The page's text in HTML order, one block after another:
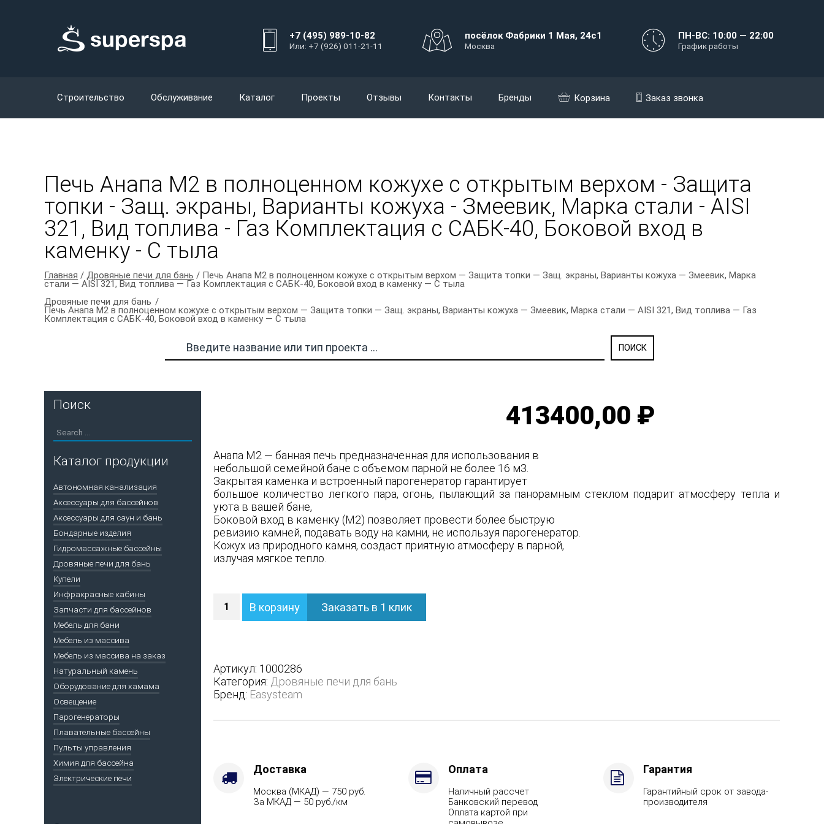
+7 (495) 989-10-82
Или: +7 (926) 011-21-11
посёлок Фабрики 1 Мая, 24с1
Москва
ПН-ВС: 10:00 — 22:00
График работы
Строительство Обслуживание Каталог Проекты Отзывы Контакты Бренды Корзина Заказ звонка
Печь Анапа М2 в полноценном кожухе с открытым верхом - Защита
топки - Защ. экраны, Варианты кожуха - Змеевик, Марка стали - AISI
321, Вид топлива - Газ Комплектация с САБК-40, Боковой вход в
каменку - С тыла
Главная / Дровяные печи для бань / Печь Анапа М2 в полноценном кожухе с открытым верхом — Защита топки — Защ. экраны, Варианты кожуха — Змеевик, Марка
стали — AISI 321, Вид топлива — Газ Комплектация с САБК-40, Боковой вход в каменку — С тыла
Дровяные печи для бань
Печь Анапа М2 в полноценном кожухе с открытым верхом — Защита топки — Защ. экраны, Варианты кожуха — Змеевик, Марка стали — AISI 321, Вид топлива — Газ
Комплектация с САБК-40, Боковой вход в каменку — С тыла
413400,00 ₽
Анапа М2 — банная печь предназначенная для использования в
небольшой семейной бане с объемом парной не более 16 м3.
Закрытая каменка и встроенный парогенератор гарантирует
большое количество легкого пара, огонь, пылающий за панорамным стеклом подарит атмосферу тепла и
уюта в вашей бане,
Боковой вход в каменку (М2) позволяет провести более быструю
ревизию камней, подавать воду на камни, не используя парогенератор.
Кожух из природного камня, создаст приятную атмосферу в парной,
излучая мягкое тепло.
Печь
Анапа
полноценном
кожухе
с
открытым
Защ.
Варианты
В корзину Заказать в 1 клик
Артикул: 1000286
Категория: Дровяные печи для бань
Бренд: Easysteam
Доставка
Москва (МКАД) — 750 руб.
За МКАД — 50 руб./км
Оплата
Наличный рассчет
Банковский перевод
Оплата картой при
Гарантия
Гарантийный срок от завода-
производителя
Поиск
Каталог продукции
Автономная канализация
Аксессуары для бассейнов
Аксессуары для саун и бань
Бондарные изделия
Гидромассажные бассейны
Дровяные печи для бань
Купели
Инфракрасные кабины
Запчасти для бассейнов
Мебель для бани
Мебель из массива
Мебель из массива на заказ
Натуральный камень
Оборудование для хамама
Освещение
Парогенераторы
Плавательные бассейны
Пульты управления
Химия для бассейна
Электрические печи